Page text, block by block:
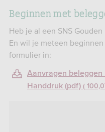
Beginnen met
Heb je al een SNS
En wil je meteen
formulier in:
Aanvragen beleggen
Handdruk (pdf)